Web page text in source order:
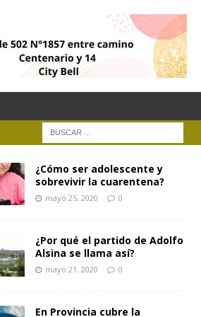
¿Cómo ser adolescente y
sobrevivir la cuarentena?
mayo 25, 2020 0
¿Por qué el partido de Adolfo
Alsina se llama así?
mayo 21, 2020 0
En Provincia cubre la